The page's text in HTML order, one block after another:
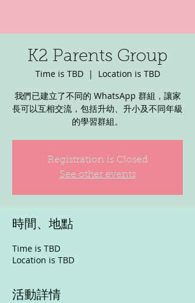
K2 Parents Group
Time is TBD
  |
Location is TBD
我們已建立了不同的 WhatsApp 群組，讓家
長可以互相交流，包括升幼、升小及不同年級
的學習群組。
Registration is Closed
See other events
時間、地點
Time is TBD
Location is TBD
活動詳情